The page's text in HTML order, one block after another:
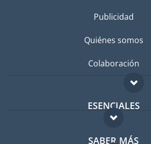
Publicidad
Quiénes somos
Colaboración
ESENCIALES
Foro para expatriados
SABER MÁS